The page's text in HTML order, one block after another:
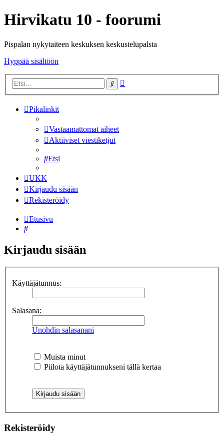
Hirvikatu 10 - foorumi
Pispalan nykytaiteen keskuksen keskustelupalsta
Hyppää sisältöön
Etsi
Pikalinkit
Vastaamattomat aiheet
Aktiiviset viestiketjut
Etsi
UKK
Kirjaudu sisään
Rekisteröidy
Etusivu
Etsi
Kirjaudu sisään
Käyttäjätunnus:
Salasana:
Unohdin salasanani
Muista minut
Piilota käyttäjätunnukseni tällä kertaa
Rekisteröidy